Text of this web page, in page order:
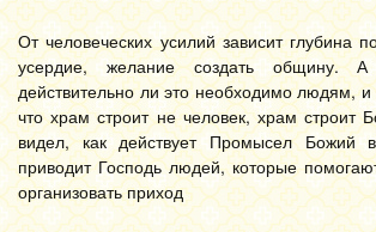
От человеческих усилий зависит глубина
усердие, желание создать общину. А
действительно ли это необходимо людям,
что храм строит не человек, храм строит
видел, как действует Промысел Божий
приводит Господь людей, которые
организовать приход